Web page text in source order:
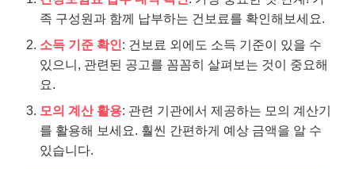
족 구성원과 함께 납부하는 건보료를 확인해보세요.
소득 기준 확인: 건보료 외에도 소득 기준이 있을 수
있으니, 관련된 공고를 꼼꼼히 살펴보는 것이 중요해
요.
모의 계산 활용: 관련 기관에서 제공하는 모의 계산기
를 활용해 보세요. 훨씬 간편하게 예상 금액을 알 수
있습니다.